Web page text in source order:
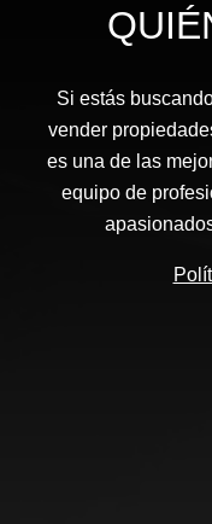
Si estás
vender
es una de las
equipo de